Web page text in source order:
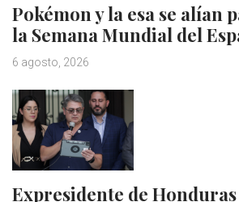
Pokémon y la esa se alían
la Semana Mundial del
6 agosto, 2026
Expresidente de